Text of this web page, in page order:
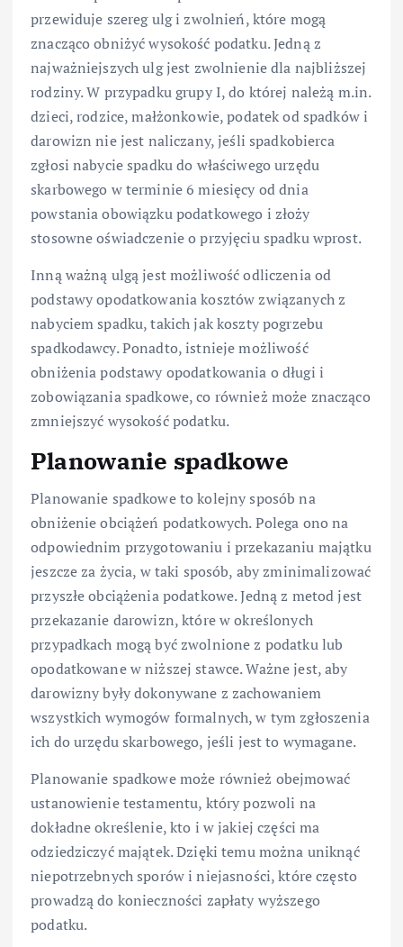
przewiduje szereg ulg i zwolnień, które mogą
znacząco obniżyć wysokość podatku. Jedną z
najważniejszych ulg jest zwolnienie dla najbliższej
rodziny. W przypadku grupy I, do której należą m.in.
dzieci, rodzice, małżonkowie, podatek od spadków i
darowizn nie jest naliczany, jeśli spadkobierca
zgłosi nabycie spadku do właściwego urzędu
skarbowego w terminie 6 miesięcy od dnia
powstania obowiązku podatkowego i złoży
stosowne oświadczenie o przyjęciu spadku wprost.
Inną ważną ulgą jest możliwość odliczenia od
podstawy opodatkowania kosztów związanych z
nabyciem spadku, takich jak koszty pogrzebu
spadkodawcy. Ponadto, istnieje możliwość
obniżenia podstawy opodatkowania o długi i
zobowiązania spadkowe, co również może znacząco
zmniejszyć wysokość podatku.
Planowanie spadkowe
Planowanie spadkowe to kolejny sposób na
obniżenie obciążeń podatkowych. Polega ono na
odpowiednim przygotowaniu i przekazaniu majątku
jeszcze za życia, w taki sposób, aby zminimalizować
przyszłe obciążenia podatkowe. Jedną z metod jest
przekazanie darowizn, które w określonych
przypadkach mogą być zwolnione z podatku lub
opodatkowane w niższej stawce. Ważne jest, aby
darowizny były dokonywane z zachowaniem
wszystkich wymogów formalnych, w tym zgłoszenia
ich do urzędu skarbowego, jeśli jest to wymagane.
Planowanie spadkowe może również obejmować
ustanowienie testamentu, który pozwoli na
dokładne określenie, kto i w jakiej części ma
odziedziczyć majątek. Dzięki temu można uniknąć
niepotrzebnych sporów i niejasności, które często
prowadzą do konieczności zapłaty wyższego
podatku.